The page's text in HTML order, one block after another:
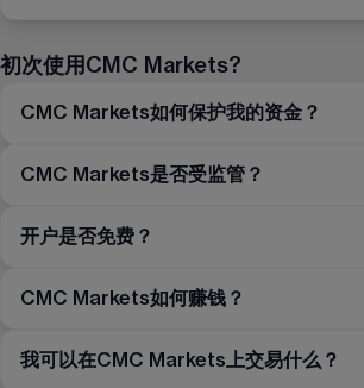
初次使用CMC Markets?
CMC Markets如何保护我的资金？
CMC Markets是否受监管？
开户是否免费？
CMC Markets如何赚钱？
我可以在CMC Markets上交易什么？